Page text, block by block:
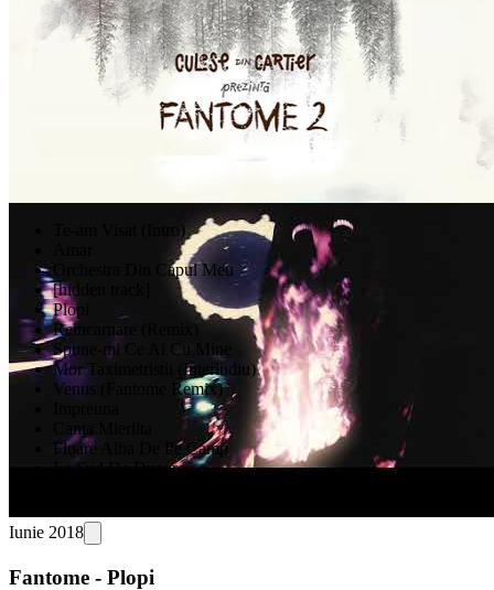
Te-am Visat (Intro)
Orchestra Din Capul Meu
[hidden track]
Plopi
Reincarnare (Remix)
Spune-mi Ce Ai Cu Mine
Mor Taximetristii (Interludiu)
Venus (Fantome Remix)
Canta Mierlita
Floare Alba De Pe Camp
La Sud De Dunare
Fantome
Videoclipuri
Iunie 2018
Fantome - Plopi